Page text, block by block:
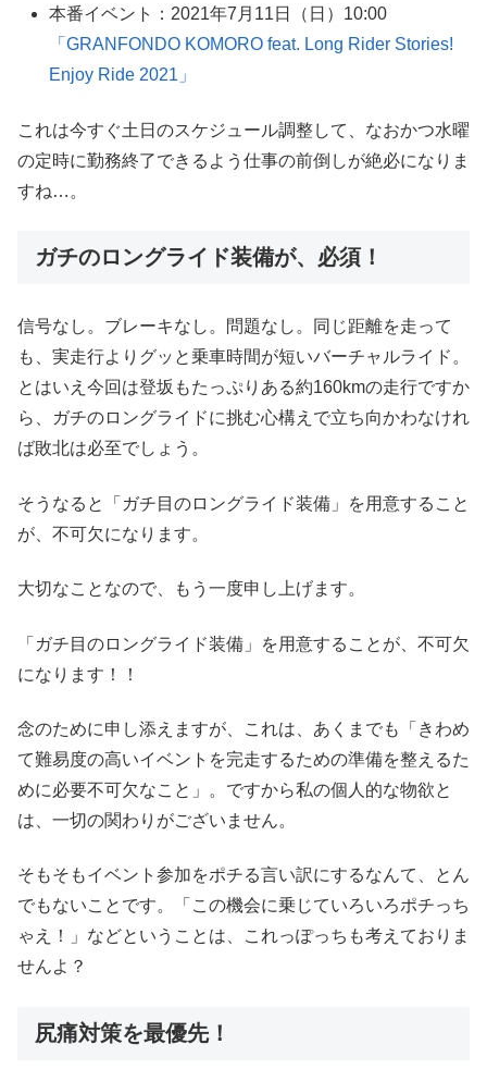
本番イベント：2021年7月11日（日）10:00
「GRANFONDO KOMORO feat. Long Rider Stories!
Enjoy Ride 2021」
これは今すぐ土日のスケジュール調整して、なおかつ水曜
の定時に勤務終了できるよう仕事の前倒しが絶必になりま
すね…。
ガチのロングライド装備が、必須！
信号なし。ブレーキなし。問題なし。同じ距離を走って
も、実走行よりグッと乗車時間が短いバーチャルライド。
とはいえ今回は登坂もたっぷりある約160kmの走行ですか
ら、ガチのロングライドに挑む心構えで立ち向かわなけれ
ば敗北は必至でしょう。
そうなると「ガチ目のロングライド装備」を用意すること
が、不可欠になります。
大切なことなので、もう一度申し上げます。
「ガチ目のロングライド装備」を用意することが、不可欠
になります！！
念のために申し添えますが、これは、あくまでも「きわめ
て難易度の高いイベントを完走するための準備を整えるた
めに必要不可欠なこと」。ですから私の個人的な物欲と
は、一切の関わりがございません。
そもそもイベント参加をポチる言い訳にするなんて、とん
でもないことです。「この機会に乗じていろいろポチっち
ゃえ！」などということは、これっぽっちも考えておりま
せんよ？
尻痛対策を最優先！